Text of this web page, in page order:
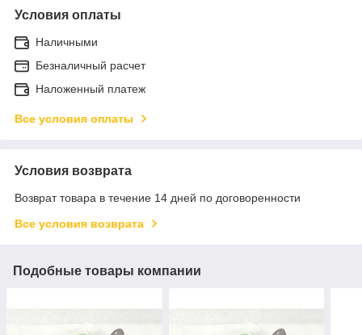
Условия оплаты
Наличными
Безналичный расчет
Наложенный платеж
Все условия оплаты
Условия возврата
Возврат товара в течение 14 дней по договоренности
Все условия возврата
Подобные товары компании